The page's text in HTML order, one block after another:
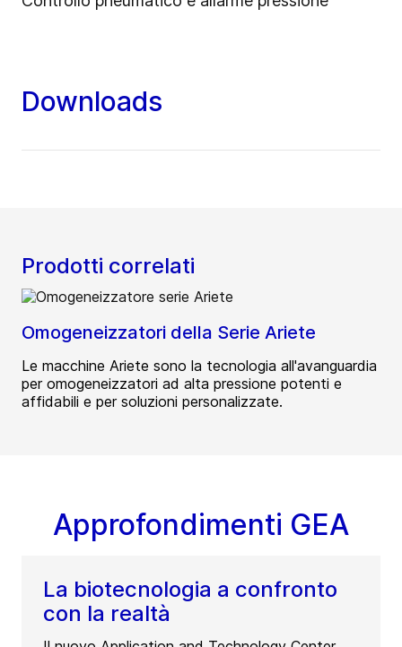
Downloads
Prodotti correlati
Omogeneizzatori della Serie Ariete
Le macchine Ariete sono la tecnologia all'avanguardia
per omogeneizzatori ad alta pressione potenti e
affidabili e per soluzioni personalizzate.
Approfondimenti GEA
La biotecnologia a confronto
con la realtà